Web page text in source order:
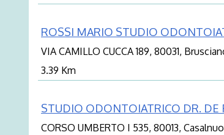
ROSSI MARIO STUDIO
VIA CAMILLO CUCCA 189, 80031,
3.39 Km
STUDIO ODONTOIATRICO DR. DE
CORSO UMBERTO I 535, 80013,